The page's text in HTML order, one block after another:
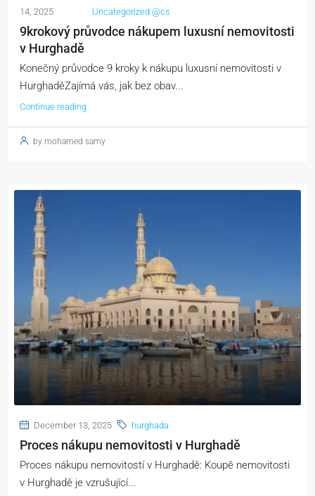
14, 2025
Uncategorized @cs
9krokový průvodce nákupem luxusní nemovitosti
v Hurghadě
Konečný průvodce 9 kroky k nákupu luxusní nemovitosti v
HurghaděZajímá vás, jak bez obav...
Continue reading
by mohamed samy
December 13, 2025 hurghada
Proces nákupu nemovitosti v Hurghadě
Proces nákupu nemovitostí v Hurghadě: Koupě nemovitosti
v Hurghadě je vzrušující...